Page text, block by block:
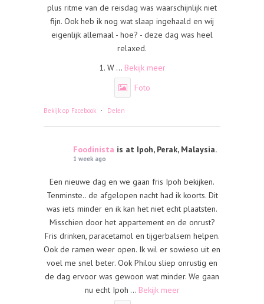
plus ritme van de reisdag was waarschijnlijk niet
fijn. Ook heb ik nog wat slaap ingehaald en wij
eigenlijk allemaal - hoe? - deze dag was heel
relaxed.
1. W ... Bekijk meer
Foto
Bekijk op Facebook · Delen
Foodinista is at Ipoh, Perak, Malaysia.
1 week ago
Een nieuwe dag en we gaan fris Ipoh bekijken.
Tenminste.. de afgelopen nacht had ik koorts. Dit
was iets minder en ik kan het niet echt plaatsten.
Misschien door het appartement en de onrust?
Fris drinken, paracetamol en tijgerbalsem helpen.
Ook de ramen weer open. Ik wil er sowieso uit en
voel me snel beter. Ook Philou sliep onrustig en
de dag ervoor was gewoon wat minder. We gaan
nu echt Ipoh ... Bekijk meer